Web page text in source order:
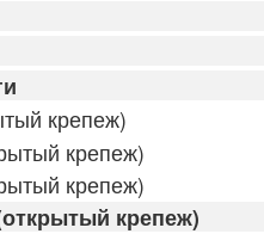
крепеж)
крепеж)
крепеж)
крепеж)